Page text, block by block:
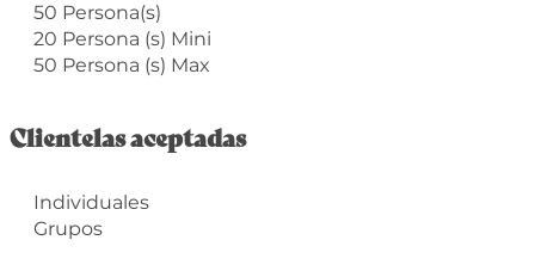
50 Persona(s)
20 Persona (s) Mini
50 Persona (s) Max
Clientelas aceptadas
Individuales
Grupos